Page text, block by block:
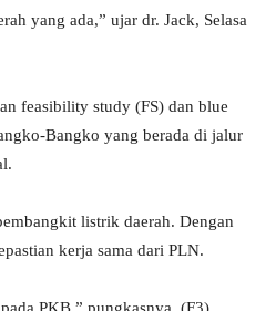
yang ada,” ujar dr. Jack, Selasa
feasibility study (FS) dan blue
Bangko yang berada di jalur
listrik daerah. Dengan
kerja sama dari PLN.